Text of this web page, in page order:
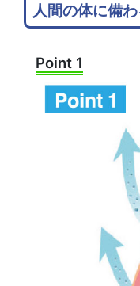
人間の体に備
Point 1